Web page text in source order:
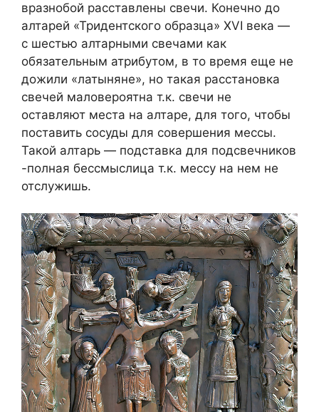
вразнобой расставлены свечи. Конечно до
алтарей «Тридентского образца» XVI века —
с шестью алтарными свечами как
обязательным атрибутом, в то время еще не
дожили «латыняне», но такая расстановка
свечей маловероятна т.к. свечи не
оставляют места на алтаре, для того, чтобы
поставить сосуды для совершения мессы.
Такой алтарь — подставка для подсвечников
-полная бессмыслица т.к. мессу на нем не
отслужишь.